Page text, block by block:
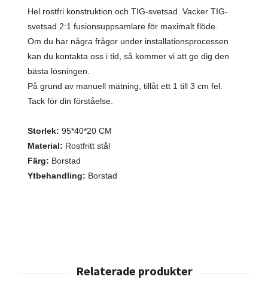
Hel rostfri konstruktion och TIG-svetsad. Vacker TIG-
svetsad 2:1 fusionsuppsamlare för maximalt flöde.
Om du har några frågor under installationsprocessen
kan du kontakta oss i tid, så kommer vi att ge dig den
bästa lösningen.
På grund av manuell mätning, tillåt ett 1 till 3 cm fel.
Tack för din förståelse.
Storlek: 95*40*20 CM
Material: Rostfritt stål
Färg: Borstad
Ytbehandling: Borstad